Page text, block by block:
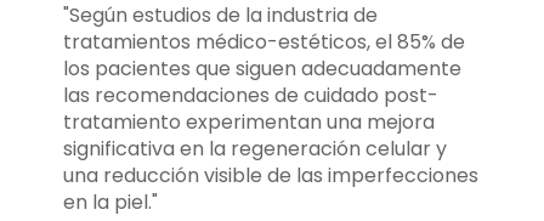
"Según estudios de la industria de
tratamientos médico-estéticos, el 85% de
los pacientes que siguen adecuadamente
las recomendaciones de cuidado post-
tratamiento experimentan una mejora
significativa en la regeneración celular y
una reducción visible de las imperfecciones
en la piel."